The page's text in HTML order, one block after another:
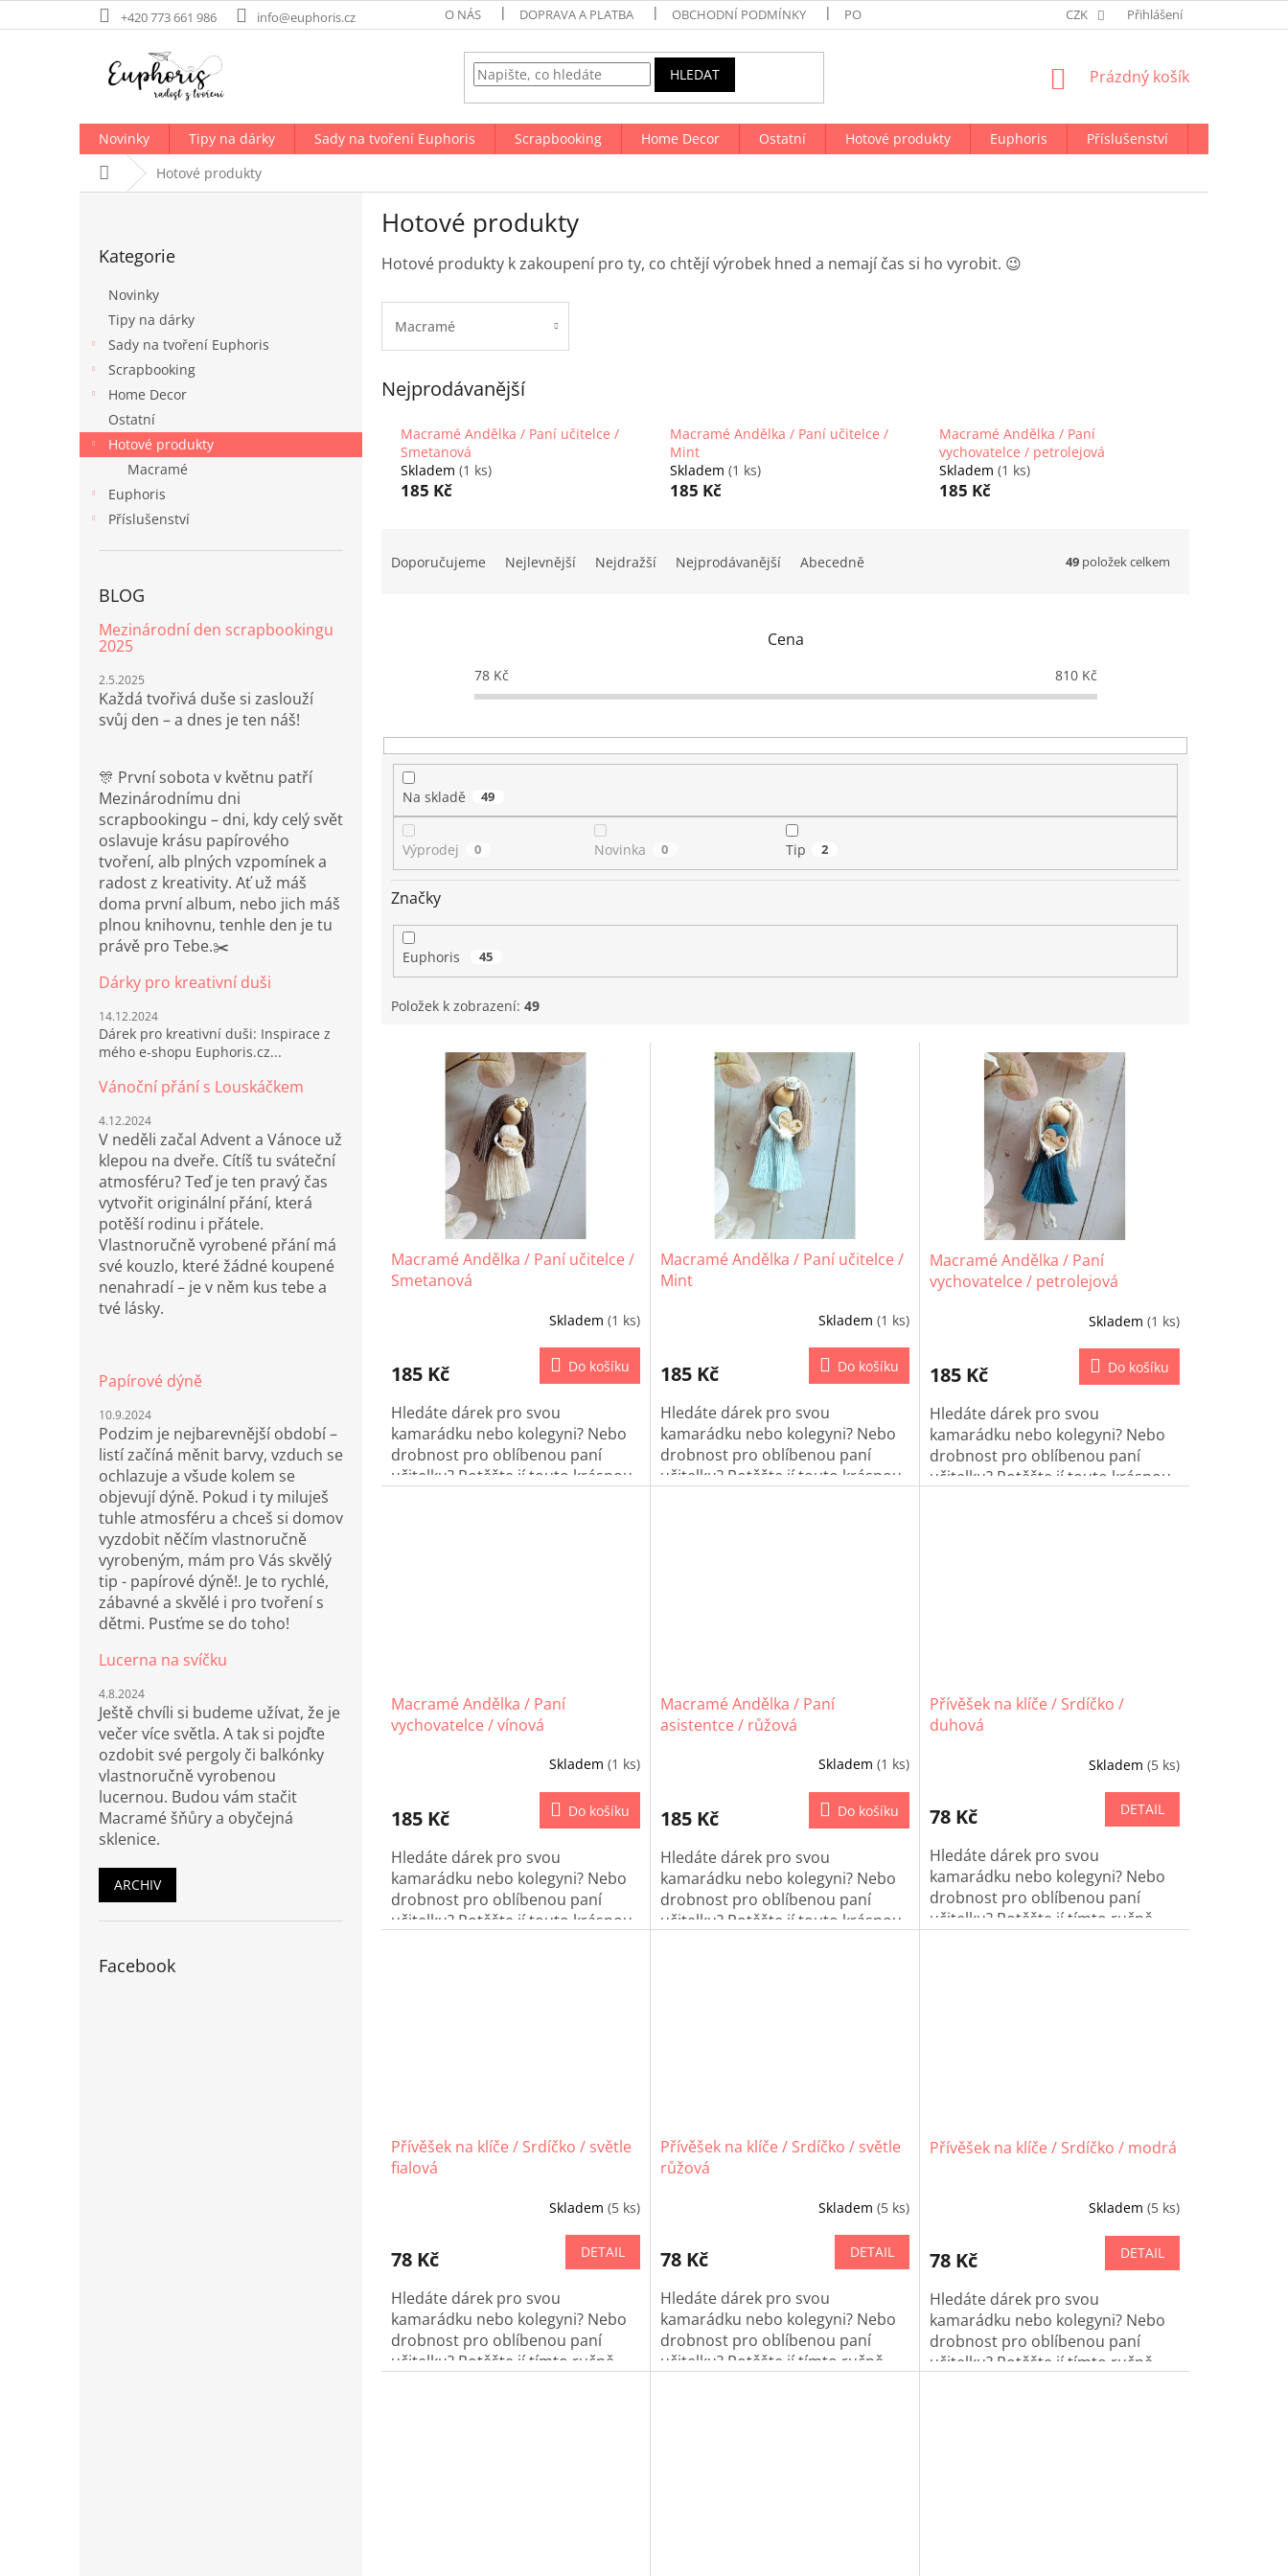
na
+420 773 661 986 info@euphoris.cz O NÁS DOPRAVA A PLATBA OBCHODNÍ PODMÍNKY PODMÍNKY OCHRANY OSOBNÍCH ÚDAJŮ NAPIŠTE NÁM
CZK Přihlášení
HLEDAT
NÁKUPNÍ
Prázdný košík
Novinky Tipy na dárky Sady na tvoření Euphoris Scrapbooking Home Decor Ostatní Hotové produkty Euphoris Příslušenství
Domů Hotové produkty
n
e
kategorie
Kategorie
Novinky
Tipy na dárky
Sady na tvoření Euphoris
Scrapbooking
Home Decor
Ostatní
Hotové produkty
Macramé
Euphoris
Příslušenství
BLOG
Mezinárodní den scrapbookingu
2025
2.5.2025
Každá tvořivá duše si zaslouží
svůj den – a dnes je ten náš!
🎊 První sobota v květnu patří
Mezinárodnímu dni
scrapbookingu – dni, kdy celý svět
oslavuje krásu papírového
tvoření, alb plných vzpomínek a
radost z kreativity. Ať už máš
doma první album, nebo jich máš
plnou knihovnu, tenhle den je tu
právě pro Tebe.✂️
Dárky pro kreativní duši
14.12.2024
Dárek pro kreativní duši: Inspirace z
mého e-shopu Euphoris.cz...
Vánoční přání s Louskáčkem
4.12.2024
V neděli začal Advent a Vánoce už
klepou na dveře. Cítíš tu sváteční
atmosféru? Teď je ten pravý čas
vytvořit originální přání, která
potěší rodinu i přátele.
Vlastnoručně vyrobené přání má
své kouzlo, které žádné koupené
nenahradí – je v něm kus tebe a
tvé lásky.
Papírové dýně
10.9.2024
Podzim je nejbarevnější období –
listí začíná měnit barvy, vzduch se
ochlazuje a všude kolem se
objevují dýně. Pokud i ty miluješ
tuhle atmosféru a chceš si domov
vyzdobit něčím vlastnoručně
vyrobeným, mám pro Vás skvělý
tip - papírové dýně!. Je to rychlé,
zábavné a skvělé i pro tvoření s
dětmi. Pusťme se do toho!
Lucerna na svíčku
4.8.2024
Ještě chvíli si budeme užívat, že je
večer více světla. A tak si pojďte
ozdobit své pergoly či balkónky
vlastnoručně vyrobenou
lucernou. Budou vám stačit
Macramé šňůry a obyčejná
sklenice.
ARCHIV
Facebook
Hotové produkty
Hotové produkty k zakoupení pro ty, co chtějí výrobek hned a nemají čas si ho vyrobit. 😉
Macramé
Nejprodávanější
Macramé Andělka / Paní učitelce /
Smetanová
Skladem (1 ks)
185 Kč
Macramé Andělka / Paní učitelce /
Mint
Skladem (1 ks)
185 Kč
Macramé Andělka / Paní
vychovatelce / petrolejová
Skladem (1 ks)
185 Kč
u
Doporučujeme Nejlevnější Nejdražší Nejprodávanější Abecedně 49 položek celkem
Cena
78Kč 810Kč
Na skladě 49
Výprodej 0 Novinka 0 Tip 2
Značky
Euphoris 45
Položek k zobrazení: 49
Macramé Andělka / Paní učitelce /
Smetanová
Skladem (1 ks)
185 Kč Do košíku
Hledáte dárek pro svou
kamarádku nebo kolegyni? Nebo
drobnost pro oblíbenou paní
učitelku? Potěšte jí touto krásnou
Macramé Andělka / Paní učitelce /
Mint
Skladem (1 ks)
185 Kč Do košíku
Hledáte dárek pro svou
kamarádku nebo kolegyni? Nebo
drobnost pro oblíbenou paní
učitelku? Potěšte jí touto krásnou
Macramé Andělka / Paní
vychovatelce / petrolejová
Skladem (1 ks)
185 Kč Do košíku
Hledáte dárek pro svou
kamarádku nebo kolegyni? Nebo
drobnost pro oblíbenou paní
učitelku? Potěšte jí touto krásnou
Macramé Andělka / Paní
vychovatelce / vínová
Skladem (1 ks)
185 Kč Do košíku
Hledáte dárek pro svou
kamarádku nebo kolegyni? Nebo
drobnost pro oblíbenou paní
učitelku? Potěšte jí touto krásnou
Macramé Andělka / Paní
asistentce / růžová
Skladem (1 ks)
185 Kč Do košíku
Hledáte dárek pro svou
kamarádku nebo kolegyni? Nebo
drobnost pro oblíbenou paní
učitelku? Potěšte jí touto krásnou
Přívěšek na klíče / Srdíčko /
duhová
Skladem (5 ks)
78 Kč DETAIL
Hledáte dárek pro svou
kamarádku nebo kolegyni? Nebo
drobnost pro oblíbenou paní
učitelku? Potěšte jí tímto ručně
Přívěšek na klíče / Srdíčko / světle
fialová
Skladem (5 ks)
78 Kč DETAIL
Hledáte dárek pro svou
kamarádku nebo kolegyni? Nebo
drobnost pro oblíbenou paní
učitelku? Potěšte jí tímto ručně
Přívěšek na klíče / Srdíčko / světle
růžová
Skladem (5 ks)
78 Kč DETAIL
Hledáte dárek pro svou
kamarádku nebo kolegyni? Nebo
drobnost pro oblíbenou paní
učitelku? Potěšte jí tímto ručně
Přívěšek na klíče / Srdíčko / modrá
Skladem (5 ks)
78 Kč DETAIL
Hledáte dárek pro svou
kamarádku nebo kolegyni? Nebo
drobnost pro oblíbenou paní
učitelku? Potěšte jí tímto ručně